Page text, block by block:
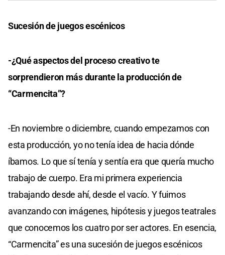
Sucesión de juegos escénicos
-¿Qué aspectos del proceso creativo te
sorprendieron más durante la producción de
“Carmencita”?
-En noviembre o diciembre, cuando empezamos con
esta producción, yo no tenía idea de hacia dónde
íbamos. Lo que sí tenía y sentía era que quería mucho
trabajo de cuerpo. Era mi primera experiencia
trabajando desde ahí, desde el vacío. Y fuimos
avanzando con imágenes, hipótesis y juegos teatrales
que conocemos los cuatro por ser actores. En esencia,
“Carmencita” es una sucesión de juegos escénicos